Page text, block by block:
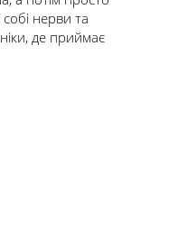
нерви та
де приймає